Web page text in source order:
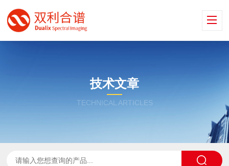
技术文章
TECHNICAL ARTICLES